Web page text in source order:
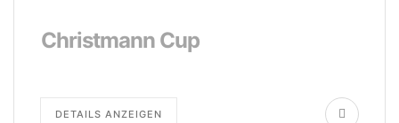
Christmann Cup
DETAILS ANZEIGEN